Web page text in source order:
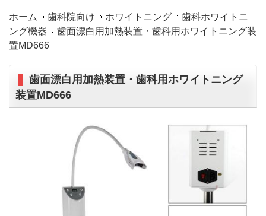
ホーム 歯科院向け ホワイトニング
歯科ホワイトニ
ング機器
歯面漂白用加熱装置・歯科用ホワイトニング装
置MD666
歯面漂白用加熱装置・歯科用ホワイトニング
装置MD666